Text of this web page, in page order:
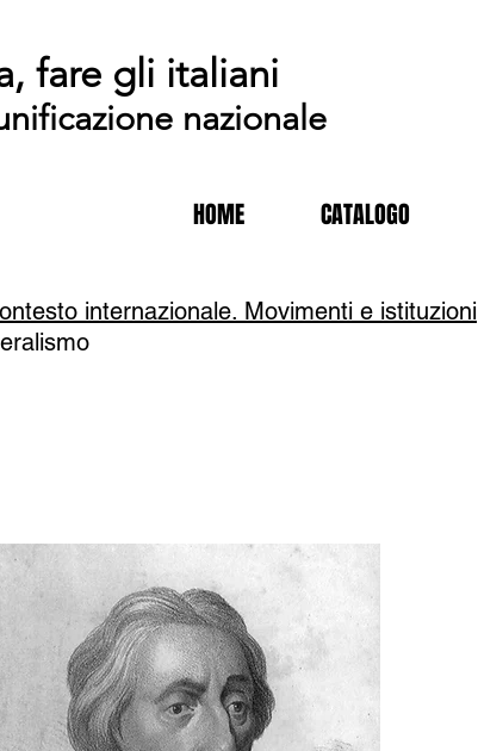
fare gli italiani
nazionale
HOME CATALOGO
internazionale. Movimenti e istituzioni